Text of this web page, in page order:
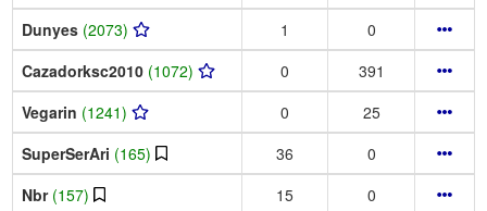
Dunyes (2073) 1
0
Cazadorksc2010 (1072) 0
391
Vegarin (1241) 0
25
SuperSerAri (165) 36
0
Nbr (157) 15
0